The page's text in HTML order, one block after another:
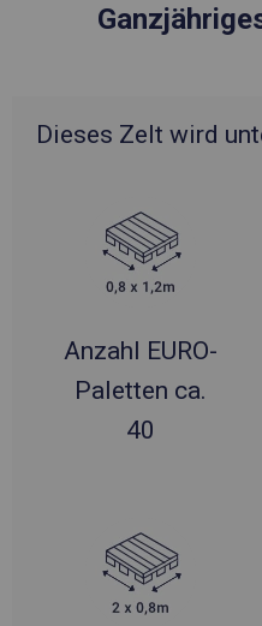
Dieses Zelt wird
Anzahl EURO-
Paletten ca.
40